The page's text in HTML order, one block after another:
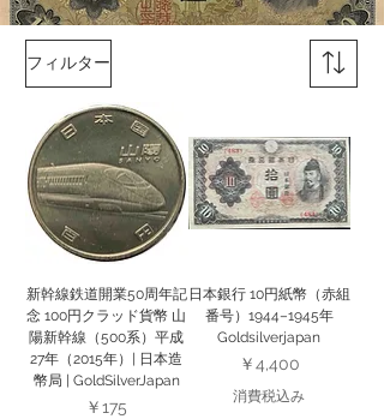
フィルター
新幹線鉄道開業50周年記
念 100円クラッド貨幣 山
陽新幹線（500系）平成
27年（2015年）| 日本造
幣局 | GoldSilverJapan
価格
￥175
日本銀行 10円紙幣（赤組
番号）1944–1945年
Goldsilverjapan
価格
￥4,400
消費税込み